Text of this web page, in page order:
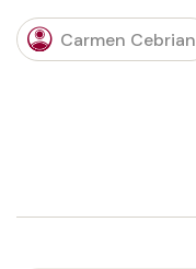
Carmen Cebrian